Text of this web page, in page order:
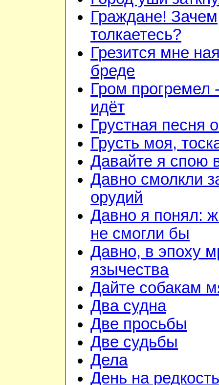
Граждане! Зачем
толкаетесь?
Грезится мне
бреде
Гром прогремел
идёт
Грустная песня
Грусть моя,
Давайте я спою
Давно смолкли
орудий
Давно я понял:
не смогли бы
Давно, в эпоху
язычества
Дайте собакам
Два судна
Две просьбы
Две судьбы
Дела
День на редкость